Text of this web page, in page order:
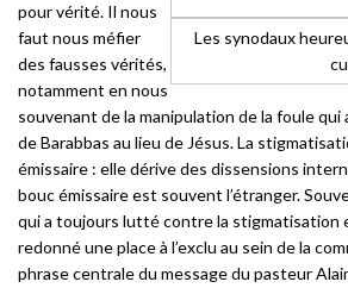
Les synodaux
pour vérité. Il nous
faut nous méfier
des fausses vérités,
notamment en nous
souvenant de la manipulation de la foule qui
de Barabbas au lieu de Jésus. La
émissaire : elle dérive des dissensions
bouc émissaire est souvent l’étranger.
qui a toujours lutté contre la stigmatisation
redonné une place à l’exclu au sein de la
phrase centrale du message du pasteur